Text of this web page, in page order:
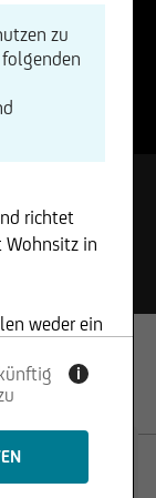
Trading Desk
zu
richtet
Wohnsitz in
weder ein
nicht
in denen
i